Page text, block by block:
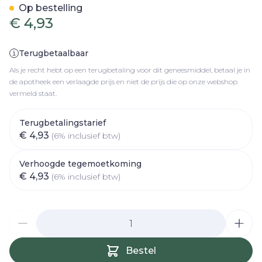
€ 4,93
Terugbetaalbaar
Als je recht hebt op een terugbetaling voor dit geneesmiddel, betaal je in
de apotheek een verlaagde prijs en niet de prijs die op onze webshop
vermeld staat.
Terugbetalingstarief
€ 4,93 (6% inclusief btw)
Verhoogde tegemoetkoming
€ 4,93 (6% inclusief btw)
Bestel
Op bestelling